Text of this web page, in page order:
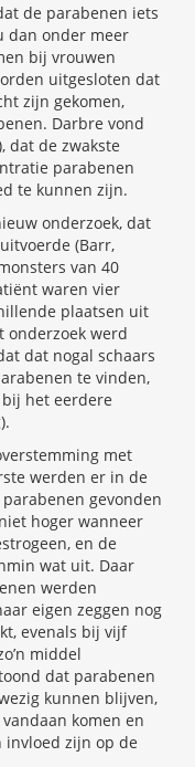
de parabenen iets
dan onder meer
bij vrouwen
uitgesloten dat
zijn gekomen,
Darbre vond
dat de zwakste
parabenen
te kunnen zijn.
onderzoek, dat
(Barr,
van 40
waren vier
plaatsen uit
onderzoek werd
dat nogal schaars
te vinden,
het eerdere
met
werden er in de
gevonden
hoger wanneer
en de
wat uit. Daar
werden
eigen zeggen nog
evenals bij vijf
middel
dat parabenen
kunnen blijven,
komen en
invloed zijn op de